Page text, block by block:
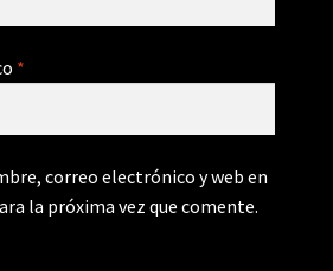
*
correo electrónico y web en
la próxima vez que comente.